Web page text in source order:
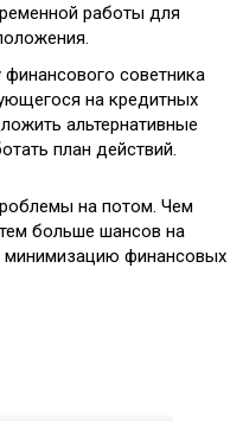
работы для
финансового советника
на кредитных
альтернативные
план действий.
на потом. Чем
больше шансов на
минимизацию финансовых